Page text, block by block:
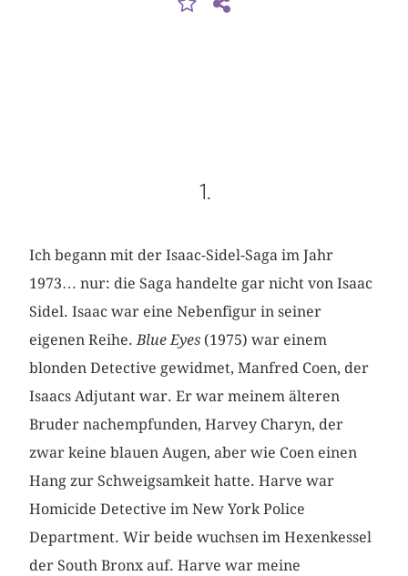
1.
Ich begann mit der Isaac-Sidel-Saga im Jahr
1973… nur: die Saga handelte gar nicht von Isaac
Sidel. Isaac war eine Nebenfigur in seiner
eigenen Reihe.Blue Eyes (1975) war einem
blonden Detective gewidmet, Manfred Coen, der
Isaacs Adjutant war. Er war meinem älteren
Bruder nachempfunden, Harvey Charyn, der
zwar keine blauen Augen, aber wie Coen einen
Hang zur Schweigsamkeit hatte. Harve war
Homicide Detective im New York Police
Department. Wir beide wuchsen im Hexenkessel
der South Bronx auf. Harve war meine